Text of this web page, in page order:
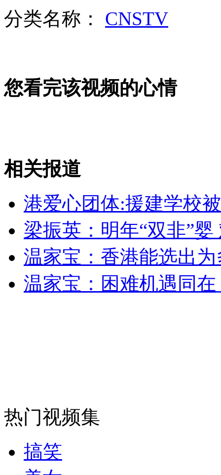
无痛分娩是否安全 医生回应
安徽一实载49人客车翻车
走！跟着总书记去植树
消防员救轻生者 花炮节热闹非凡 减压"枕头大战"
分类名称： CNSTV
您看完该视频的心情
相关报道
港爱心团体:援建学校
梁振英：明年“双非”
温家宝：香港能选出
温家宝：困难机遇同在
热门视频集
搞笑